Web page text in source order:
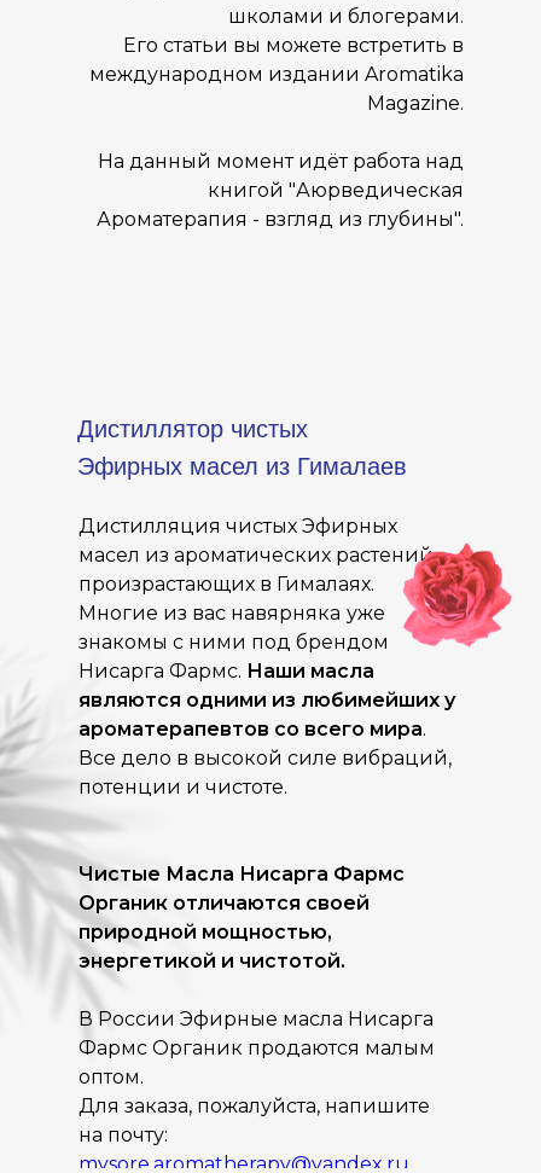
школами и блогерами.
Его статьи вы можете встретить в
международном издании Aromatika
Magazine.
На данный момент идёт работа над
книгой "Аюрведическая
Ароматерапия - взгляд из глубины".
Дистилляция чистых Эфирных
масел из ароматических растений,
произрастающих в Гималаях.
Многие из вас навярняка уже
знакомы с ними под брендом
Нисарга Фармс. Наши масла
являются одними из любимейших у
ароматерапевтов со всего мира.
Все дело в высокой силе вибраций,
потенции и чистоте.
Чистые Масла Нисарга Фармс
Органик отличаются своей
природной мощностью,
энергетикой и чистотой.
В России Эфирные масла Нисарга
Фармс Органик продаются малым
оптом.
Для заказа, пожалуйста, напишите
на почту:
mysore.aromatherapy@yandex.ru
Дистиллятор чистых
Эфирных масел из Гималаев
Узнавать о ближайших Вебинарах и
Мероприятиях можно,
подписавшись на рассылку.